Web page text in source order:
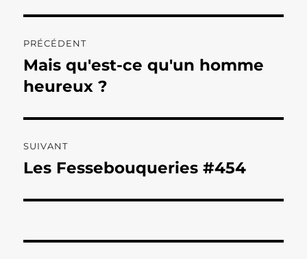
de
l’article
PRÉCÉDENT
Publication
précédente :
Mais qu'est-ce qu'un homme
heureux ?
SUIVANT
Publication
Les Fessebouqueries #454